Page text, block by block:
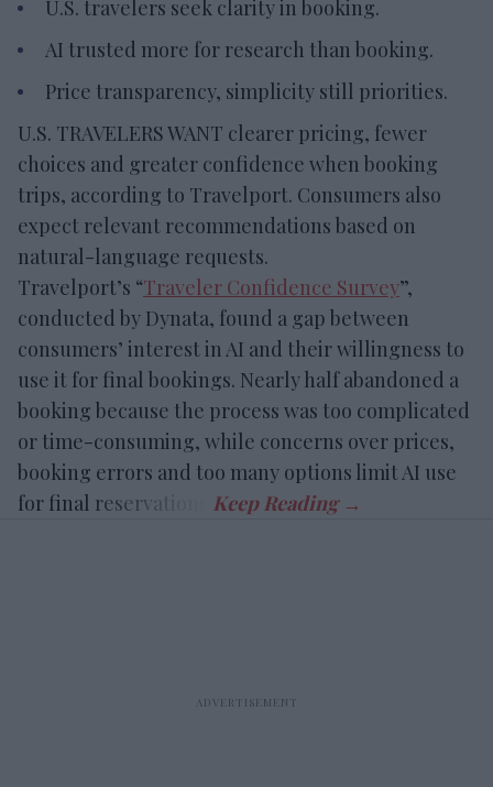
U.S. travelers seek clarity in booking.
AI trusted more for research than booking.
Price transparency, simplicity still priorities.
U.S. TRAVELERS WANT clearer pricing, fewer
choices and greater confidence when booking
trips, according to Travelport. Consumers also
expect relevant recommendations based on
natural-language requests.
Travelport’s “Traveler Confidence Survey”,
conducted by Dynata, found a gap between
consumers’ interest in AI and their willingness to
use it for final bookings. Nearly half abandoned a
booking because the process was too complicated
or time-consuming, while concerns over prices,
booking errors and too many options limit AI use
for final reservations.